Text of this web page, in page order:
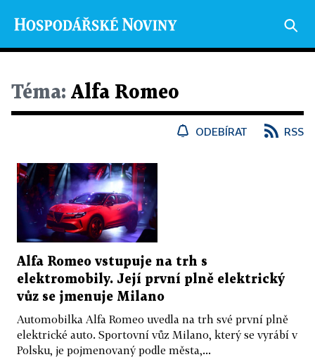
Téma: Alfa Romeo
ODEBÍRAT RSS
Alfa Romeo vstupuje na trh s
elektromobily. Její první plně elektrický
vůz se jmenuje Milano
Automobilka Alfa Romeo uvedla na trh své první plně
elektrické auto. Sportovní vůz Milano, který se vyrábí v
Polsku, je pojmenovaný podle města,...